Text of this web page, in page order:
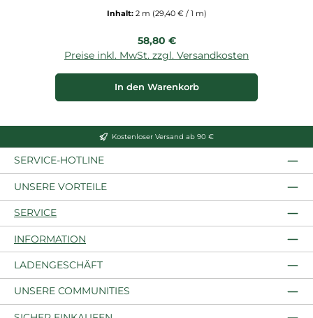
Inhalt: 2 m (29,40 € / 1 m)
Regulärer Preis:
58,80 €
Preise inkl. MwSt. zzgl. Versandkosten
In den Warenkorb
Kostenloser Versand ab 90 €
SERVICE-HOTLINE
UNSERE VORTEILE
SERVICE
INFORMATION
LADENGESCHÄFT
UNSERE COMMUNITIES